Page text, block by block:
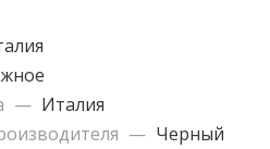
— Италия
— Черный